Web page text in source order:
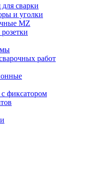
сварки
и уголки
MZ
работ
фиксатором